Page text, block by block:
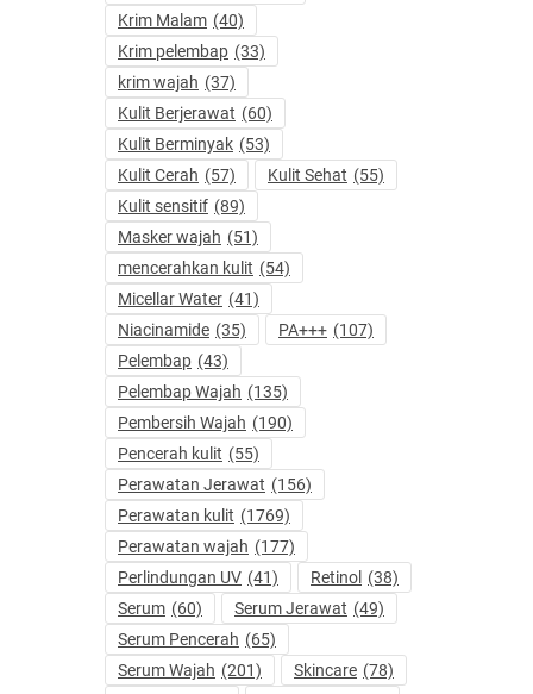
Krim Malam (40)
Krim pelembap (33)
krim wajah (37)
Kulit Berjerawat (60)
Kulit Berminyak (53)
Kulit Cerah (57) Kulit Sehat (55)
Kulit sensitif (89)
Masker wajah (51)
mencerahkan kulit (54)
Micellar Water (41)
Niacinamide (35) PA+++ (107)
Pelembap (43)
Pelembap Wajah (135)
Pembersih Wajah (190)
Pencerah kulit (55)
Perawatan Jerawat (156)
Perawatan kulit (1769)
Perawatan wajah (177)
Perlindungan UV (41) Retinol (38)
Serum (60) Serum Jerawat (49)
Serum Pencerah (65)
Serum Wajah (201) Skincare (78)